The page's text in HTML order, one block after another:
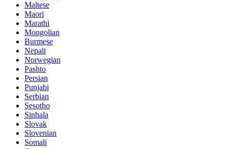
Maltese
Maori
Marathi
Mongolian
Burmese
Nepali
Norwegian
Pashto
Persian
Punjabi
Serbian
Sesotho
Sinhala
Slovak
Slovenian
Somali